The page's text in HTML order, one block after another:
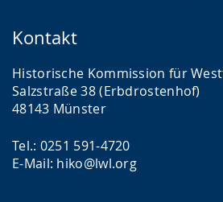
Kontakt
Historische Kommission für
Salzstraße 38 (Erbdrostenhof)
48143 Münster
Tel.: 0251 591-4720
E-Mail: hiko@lwl.org